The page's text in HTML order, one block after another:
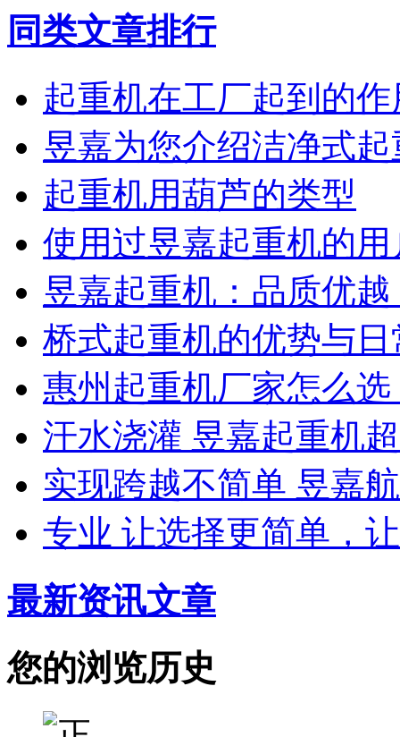
同类文章排行
起重机在工厂起到的作
昱嘉为您介绍洁净式起
起重机用葫芦的类型
使用过昱嘉起重机的
昱嘉起重机：品质优
桥式起重机的优势与
惠州起重机厂家怎么
汗水浇灌 昱嘉起重机
实现跨越不简单 昱嘉
专业 让选择更简单，
最新资讯文章
您的浏览历史